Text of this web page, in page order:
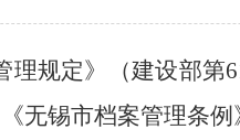
理规定》（建设部
无锡市档案管理条